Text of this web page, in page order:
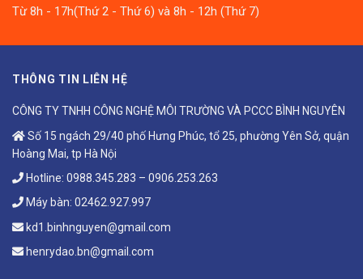
Từ 8h - 17h(Thứ 2 - Thứ 6) và 8h - 12h (Thứ 7)
THÔNG TIN LIÊN HỆ
CÔNG TY TNHH CÔNG NGHỆ MÔI TRƯỜNG VÀ PCCC BÌNH NGUYÊN
Số 15 ngách 29/40 phố Hưng Phúc, tổ 25, phường Yên Sở, quận
Hoàng Mai, tp Hà Nội
Hotline: 0988.345.283 – 0906.253.263
Máy bàn: 02462.927.997
kd1.binhnguyen@gmail.com
henrydao.bn@gmail.com